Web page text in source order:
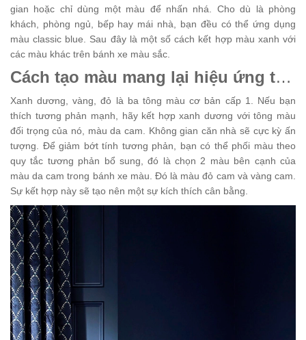
gian hoặc chỉ dùng một màu để nhấn nhá. Cho dù là phòng
khách, phòng ngủ, bếp hay mái nhà, bạn đều có thể ứng dụng
màu classic blue. Sau đây là một số cách kết hợp màu xanh với
các màu khác trên bánh xe màu sắc.
Cách tạo màu mang lại hiệu ứng thị giác mạnh mẽ
Xanh dương, vàng, đỏ là ba tông màu cơ bản cấp 1. Nếu bạn
thích tương phản mạnh, hãy kết hợp xanh dương với tông màu
đối trọng của nó, màu da cam. Không gian căn nhà sẽ cực kỳ ấn
tượng. Để giảm bớt tính tương phản, bạn có thể phối màu theo
quy tắc tương phản bổ sung, đó là chọn 2 màu bên cạnh của
màu da cam trong bánh xe màu. Đó là màu đỏ cam và vàng cam.
Sự kết hợp này sẽ tạo nên một sự kích thích cân bằng.